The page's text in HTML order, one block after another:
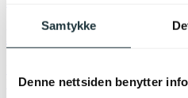
Samtykke
Denne nettsiden benytter
David gulvlampe
kr 3 299,-